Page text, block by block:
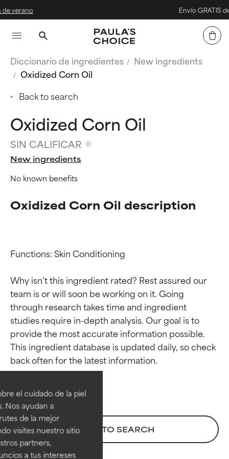
el cuidado de la piel
Nos ayudan a
de la mejor
visites nuestro sitio
partners,
a tus intereses
Envío GRATIS desde 40
Diccionario de ingredientes
New ingredients
Oxidized Corn Oil
Back to search
Oxidized Corn Oil
SIN CALIFICAR
New ingredients
No known benefits
Oxidized Corn Oil description
Functions: Skin Conditioning
Why isn’t this ingredient rated? Rest assured our
team is or will soon be working on it. Going
through research takes time and ingredient
studies require in-depth analysis. Our goal is to
provide the most accurate information possible.
This ingredient database is updated daily, so check
BACK TO SEARCH
Calificaciones de
ingredientes
EXCELENTE
Ingrediente sobresaliente con
beneficios reales para la piel. Su
Calificaciones de
ingredientes
EXCELENTE
Ingrediente sobresaliente con
beneficios reales para la piel. Su